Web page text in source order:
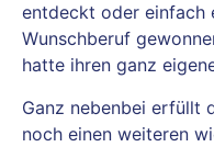
entdeckt oder einfach
Wunschberuf
hatte ihren ganz
Ganz nebenbei erfüllt
noch einen weiteren